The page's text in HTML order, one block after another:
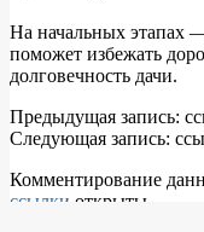
На начальных этапах
поможет избежать
долговечность дачи.
2026-
06-
Предыдущая запись:
Следующая запись:
Комментирование
ссылки открыты.